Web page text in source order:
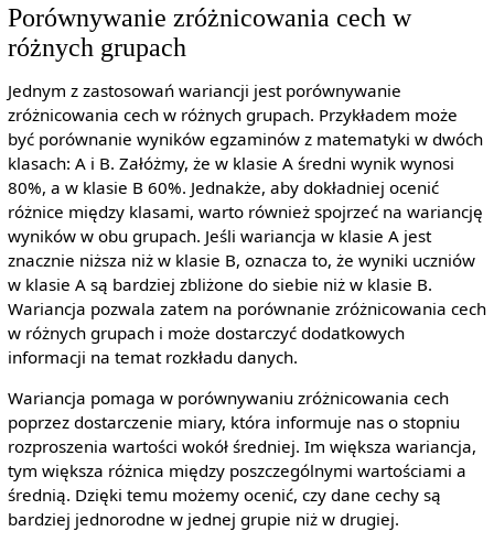
Porównywanie zróżnicowania cech w
różnych grupach
Jednym z zastosowań wariancji jest porównywanie
zróżnicowania cech w różnych grupach. Przykładem może
być porównanie wyników egzaminów z matematyki w dwóch
klasach: A i B. Załóżmy, że w klasie A średni wynik wynosi
80%, a w klasie B 60%. Jednakże, aby dokładniej ocenić
różnice między klasami, warto również spojrzeć na wariancję
wyników w obu grupach. Jeśli wariancja w klasie A jest
znacznie niższa niż w klasie B, oznacza to, że wyniki uczniów
w klasie A są bardziej zbliżone do siebie niż w klasie B.
Wariancja pozwala zatem na porównanie zróżnicowania cech
w różnych grupach i może dostarczyć dodatkowych
informacji na temat rozkładu danych.
Wariancja pomaga w porównywaniu zróżnicowania cech
poprzez dostarczenie miary, która informuje nas o stopniu
rozproszenia wartości wokół średniej. Im większa wariancja,
tym większa różnica między poszczególnymi wartościami a
średnią. Dzięki temu możemy ocenić, czy dane cechy są
bardziej jednorodne w jednej grupie niż w drugiej.